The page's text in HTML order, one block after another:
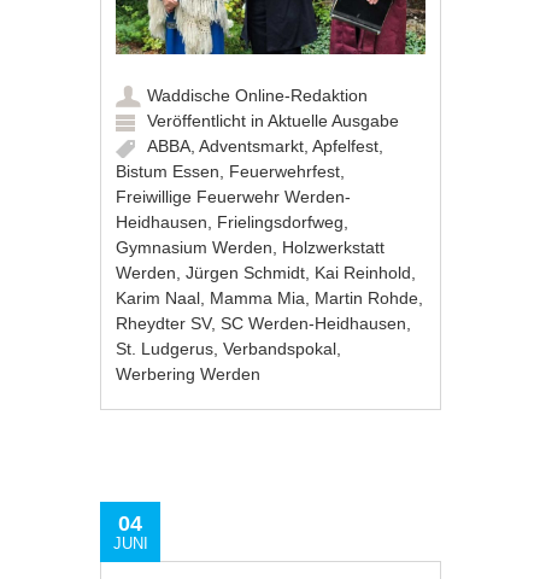
Waddische Online-Redaktion
Veröffentlicht inAktuelle Ausgabe
ABBA,Adventsmarkt,Apfelfest,
Bistum Essen, Feuerwehrfest,
Freiwillige Feuerwehr Werden-
Heidhausen, Frielingsdorfweg,
Gymnasium Werden, Holzwerkstatt
Werden,Jürgen Schmidt, Kai Reinhold,
Karim Naal, Mamma Mia, Martin Rohde,
Rheydter SV,SC Werden-Heidhausen,
St. Ludgerus,Verbandspokal,
Werbering Werden
04
JUNI